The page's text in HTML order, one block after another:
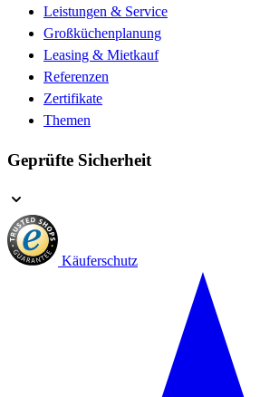
Leistungen & Service
Großküchenplanung
Leasing & Mietkauf
Referenzen
Zertifikate
Themen
Geprüfte Sicherheit
Käuferschutz